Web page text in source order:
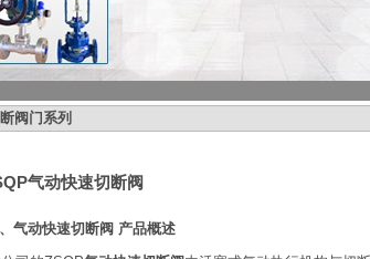
阀门系列
气动快速切断阀
气动快速切断阀 产品概述